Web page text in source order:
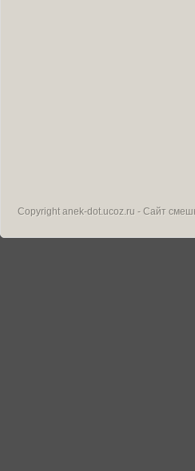
Copyrightanek-dot.ucoz.ru - Сайт